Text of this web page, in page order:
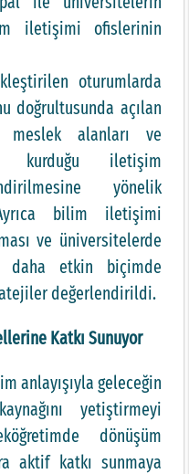
iletişimi ofislerinin
oturumlarda
doğrultusunda açılan
meslek alanları ve
kurduğu iletişim
yönelik
bilim iletişimi
ve üniversitelerde
daha etkin biçimde
değerlendirildi.
Katkı Sunuyor
anlayışıyla geleceğin
yetiştirmeyi
dönüşüm
aktif katkı sunmaya